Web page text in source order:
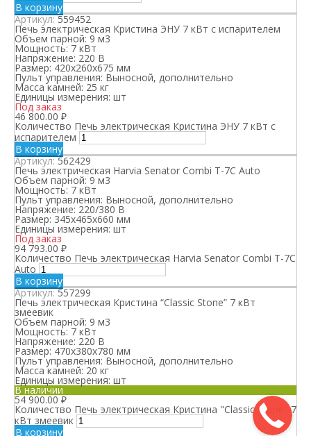
В корзину
Артикул:559452
Печь электрическая Кристина ЭНУ 7 кВт с испарителем
Объем парной: 9 м3
Мощность: 7 кВт
Напряжение: 220 В
Размер: 420х260х675 мм
Пульт управления: Выносной, дополнительно
Масса камней: 25 кг
Единицы измерения: шт
Под заказ
46 800.00 ₽
Количество Печь электрическая Кристина ЭНУ 7 кВт с
испарителем
В корзину
Артикул:562429
Печь электрическая Harvia Senator Combi T-7C Auto
Объем парной: 9 м3
Мощность: 7 кВт
Пульт управления: Выносной, дополнительно
Напряжение: 220/380 В
Размер: 345x465x660 мм
Единицы измерения: шт
Под заказ
94 793.00 ₽
Количество Печь электрическая Harvia Senator Combi T-7C
Auto
В корзину
Артикул:557299
Печь электрическая Кристина “Classic Stone” 7 кВт
змеевик
Объем парной: 9 м3
Мощность: 7 кВт
Напряжение: 220 В
Размер: 470х380х780 мм
Пульт управления: Выносной, дополнительно
Масса камней: 20 кг
Единицы измерения: шт
В наличии
54 900.00₽
Количество Печь электрическая Кристина "Classic Stone" 7
кВт змеевик
В корзину